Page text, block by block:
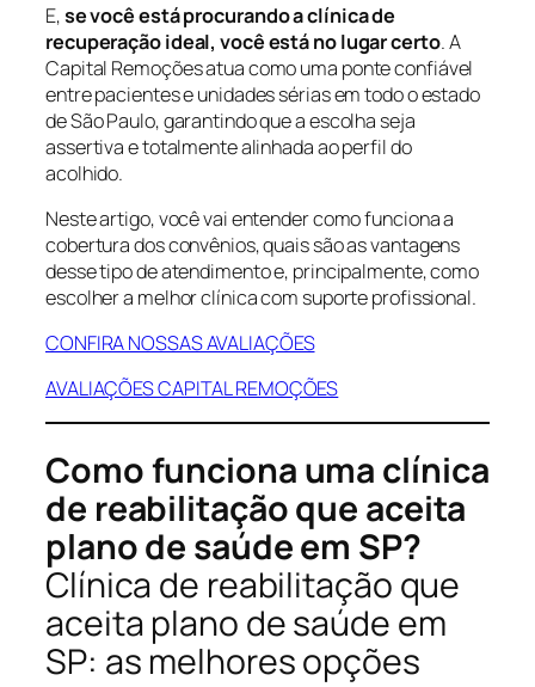
E,se você está procurando a clínica de
recuperação ideal, você está no lugar certo. A
Capital Remoções atua como uma ponte confiável
entre pacientes e unidades sérias em todo o estado
de São Paulo, garantindo que a escolha seja
assertiva e totalmente alinhada ao perfil do
acolhido.
Neste artigo, você vai entender como funciona a
cobertura dos convênios, quais são as vantagens
desse tipo de atendimento e, principalmente, como
escolher a melhor clínica com suporte profissional.
CONFIRA NOSSAS AVALIAÇÕES
AVALIAÇÕES CAPITAL REMOÇÕES
Como funciona uma clínica
de reabilitação que aceita
plano de saúde em SP?
Clínica de reabilitação que
aceita plano de saúde em
SP: as melhores opções